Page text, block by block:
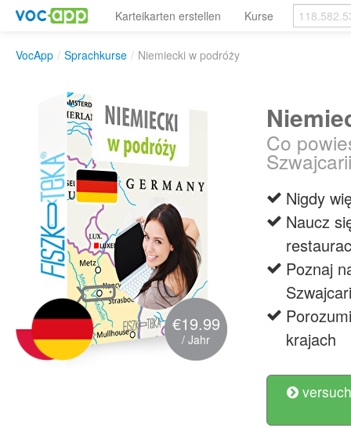
Karteikarten erstellen Kurse
VocApp / Sprachkurse / Niemiecki w podróży
€19.99
/ Jahr
Co
Nigdy
Naucz
Poznaj
krajach